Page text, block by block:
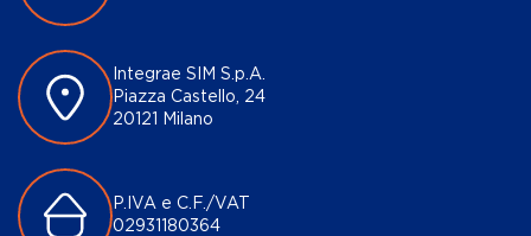
Integrae SIM S.p.A.
Piazza Castello, 24
20121 Milano
P.IVA e C.F./VAT
02931180364